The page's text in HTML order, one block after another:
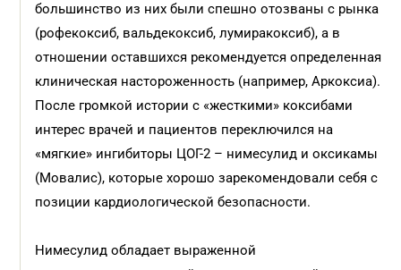
большинство из них были спешно отозваны с рынка
(рофекоксиб, вальдекоксиб, лумиракоксиб), а в
отношении оставшихся рекомендуется определенная
клиническая настороженность (например, Аркоксиа).
После громкой истории с «жесткими» коксибами
интерес врачей и пациентов переключился на
«мягкие» ингибиторы ЦОГ-2 – нимесулид и оксикамы
(Мовалис), которые хорошо зарекомендовали себя с
позиции кардиологической безопасности.
Нимесулид обладает выраженной